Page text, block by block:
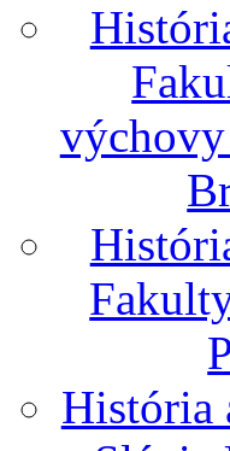
História